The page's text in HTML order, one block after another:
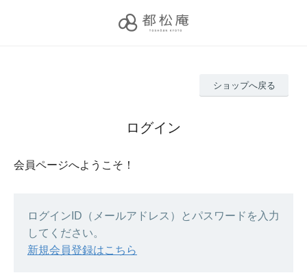
ショップへ戻る
ログイン
会員ページへようこそ！
ログインID（メールアドレス）とパスワードを入力
してください。
新規会員登録はこちら